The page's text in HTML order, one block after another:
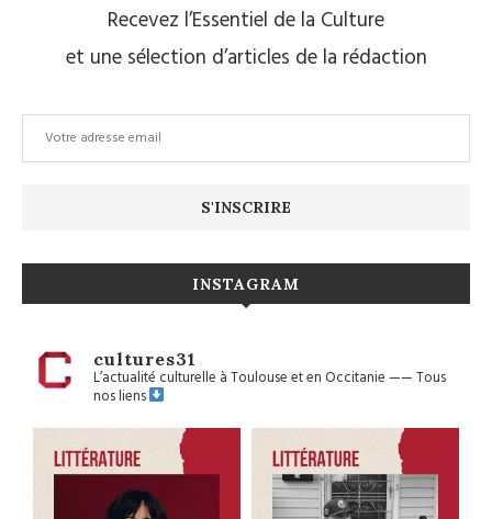
Recevez l’Essentiel de la Culture
et une sélection d’articles de la rédaction
INSTAGRAM
cultures31
L’actualité culturelle à Toulouse et en Occitanie——Tous
nos liens